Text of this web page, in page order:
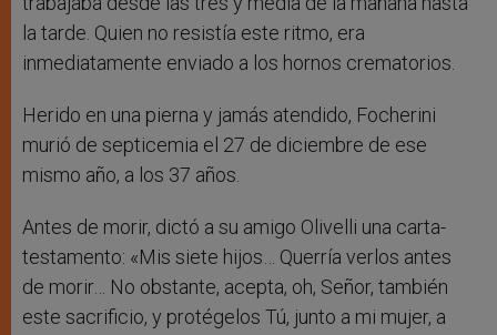
la tarde. Quien no resistía este ritmo, era
inmediatamente enviado a los hornos crematorios.
Herido en una pierna y jamás atendido, Focherini
murió de septicemia el 27 de diciembre de ese
mismo año, a los 37 años.
Antes de morir, dictó a su amigo Olivelli una carta-
testamento: «Mis siete hijos… Querría verlos antes
de morir… No obstante, acepta, oh, Señor, también
este sacrificio, y protégelos Tú, junto a mi mujer, a